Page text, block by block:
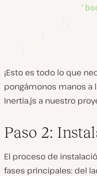
¡Esto es todo lo que
pongámonos manos a
Inertia.js a nuestro
Paso 2:
El proceso de
fases principales: del